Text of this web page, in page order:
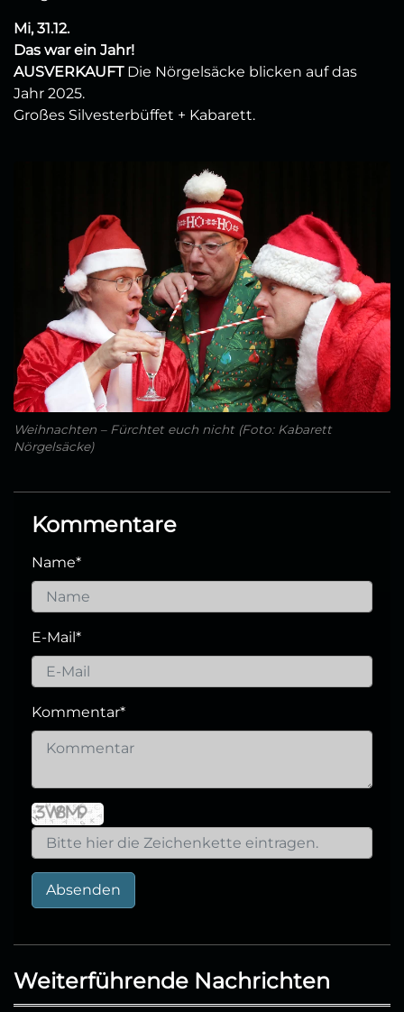
Mi, 31.12.
Das war ein Jahr!
AUSVERKAUFTDie Nörgelsäcke blicken auf das
Jahr 2025.
Großes Silvesterbüffet + Kabarett.
Weihnachten – Fürchtet euch nicht (Foto: Kabarett
Nörgelsäcke)
Kommentare
Name*
E-Mail*
Kommentar*
Absenden
Weiterführende Nachrichten